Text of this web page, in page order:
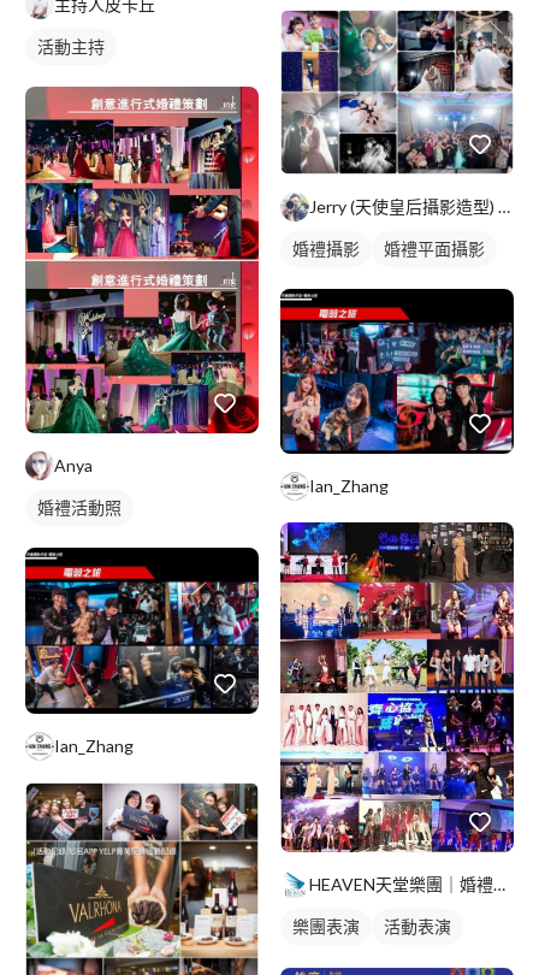
主持人皮卡丘
活動主持
Anya
婚禮活動照
Ian_Zhang
Jerry (天使皇后攝影造型) 台北/高雄
婚禮攝影 婚禮平面攝影
Ian_Zhang
HEAVEN天堂樂團｜婚禮｜商演｜活動
樂團表演
活動表演